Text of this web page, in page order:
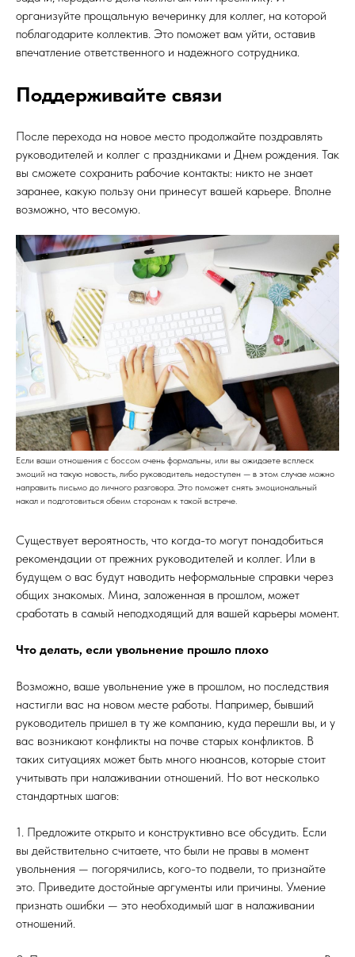
организуйте прощальную вечеринку для коллег, на которой
поблагодарите коллектив. Это поможет вам уйти, оставив
впечатление ответственного и надежного сотрудника.
Поддерживайте связи
После перехода на новое место продолжайте поздравлять
руководителей и коллег с праздниками и Днем рождения. Так
вы сможете сохранить рабочие контакты: никто не знает
заранее, какую пользу они принесут вашей карьере. Вполне
возможно, что весомую.
Если ваши отношения с боссом очень формальны, или вы ожидаете всплеск
эмоций на такую новость, либо руководитель недоступен — в этом случае можно
направить письмо до личного разговора. Это поможет снять эмоциональный
накал и подготовиться обеим сторонам к такой встрече.
Существует вероятность, что когда-то могут понадобиться
рекомендации от прежних руководителей и коллег. Или в
будущем о вас будут наводить неформальные справки через
общих знакомых. Мина, заложенная в прошлом, может
сработать в самый неподходящий для вашей карьеры момент.
Что делать, если увольнение прошло плохо
Возможно, ваше увольнение уже в прошлом, но последствия
настигли вас на новом месте работы. Например, бывший
руководитель пришел в ту же компанию, куда перешли вы, и у
вас возникают конфликты на почве старых конфликтов. В
таких ситуациях может быть много нюансов, которые стоит
учитывать при налаживании отношений. Но вот несколько
стандартных шагов:
1. Предложите открыто и конструктивно все обсудить. Если
вы действительно считаете, что были не правы в момент
увольнения — погорячились, кого-то подвели, то признайте
это. Приведите достойные аргументы или причины. Умение
признать ошибки — это необходимый шаг в налаживании
отношений.